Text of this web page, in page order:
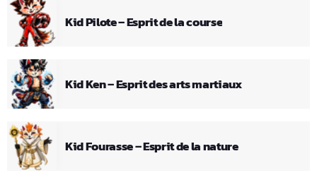
Kid Pilote – Esprit de la course
Kid Ken – Esprit des arts martiaux
Kid Fourasse – Esprit de la nature